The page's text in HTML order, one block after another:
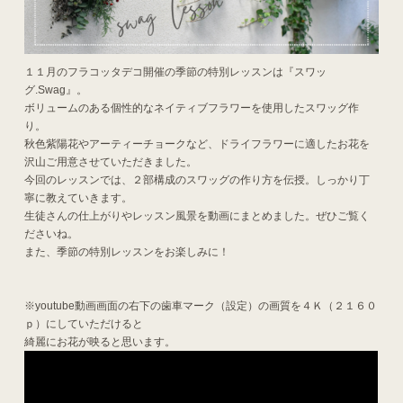
１１月のフラコッタデコ開催の季節の特別レッスンは『スワッ
グ.Swag』。
ボリュームのある個性的なネイティブフラワーを使用したスワッグ作
り。
秋色紫陽花やアーティーチョークなど、ドライフラワーに適したお花を
沢山ご用意させていただきました。
今回のレッスンでは、２部構成のスワッグの作り方を伝授。しっかり丁
寧に教えていきます。
生徒さんの仕上がりやレッスン風景を動画にまとめました。ぜひご覧く
ださいね。
また、季節の特別レッスンをお楽しみに！
※youtube動画画面の右下の歯車マーク（設定）の画質を４Ｋ（２１６０
ｐ）にしていただけると
綺麗にお花が映ると思います。